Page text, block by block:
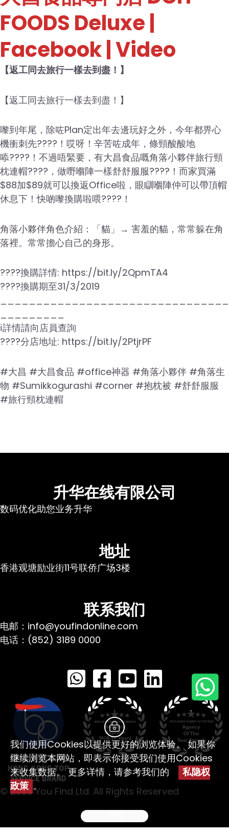
FOODS Deluxe|
Facebook | Video
【返工同去旅行一樣去到盡！】
【返工同去旅行一樣去到盡！】
嚟到年尾，除咗Plan定出年去邊玩好之外，今年都畀心
機衝刺先????！哎呀！辛苦咗成年，條頸酸酸地
㖭????！不過唔緊要，有大昌食品嘅角落小夥伴旅行頸
枕連帽????，做嘢嗰陣一樣舒舒服服????！而家買滿
$88加$89就可以換返Office啦，眼瞓嗰陣仲可以帶頂帽
休息下！快啲嚟換購啦喂????！
角落小夥伴角色介紹：「貓」→ 害羞的貓，常常躲在角
落裡。常常擔心自己的身形。
????換購詳情: https://bit.ly/2QpmTA4
????換購期至31/3/2019
ℹ️詳情請向店員查詢
????分店地址: https://bit.ly/2PtjrPF
#大昌 #大昌食品 #office神器 #角落小夥伴 #角落生
物 #Sumikkogurashi #corner #抱枕被 #舒舒服服
#旅行頸枕連帽
升华在线有限公司
数码优化助您业务升华
地址
香港观塘励业街11号联侨广场3楼
联系我们
电邮：info@youfindonline.com
电话：(852) 3189 0000
© 2026 You Find Ltd. All Rights Reserved
我们使用Cookies以提供更好的浏览体验。 如果你
继续浏览本网站，即表示你接受我们使用Cookies
来收集数据。 更多详情，请参考我们的
私隐权
政策 。